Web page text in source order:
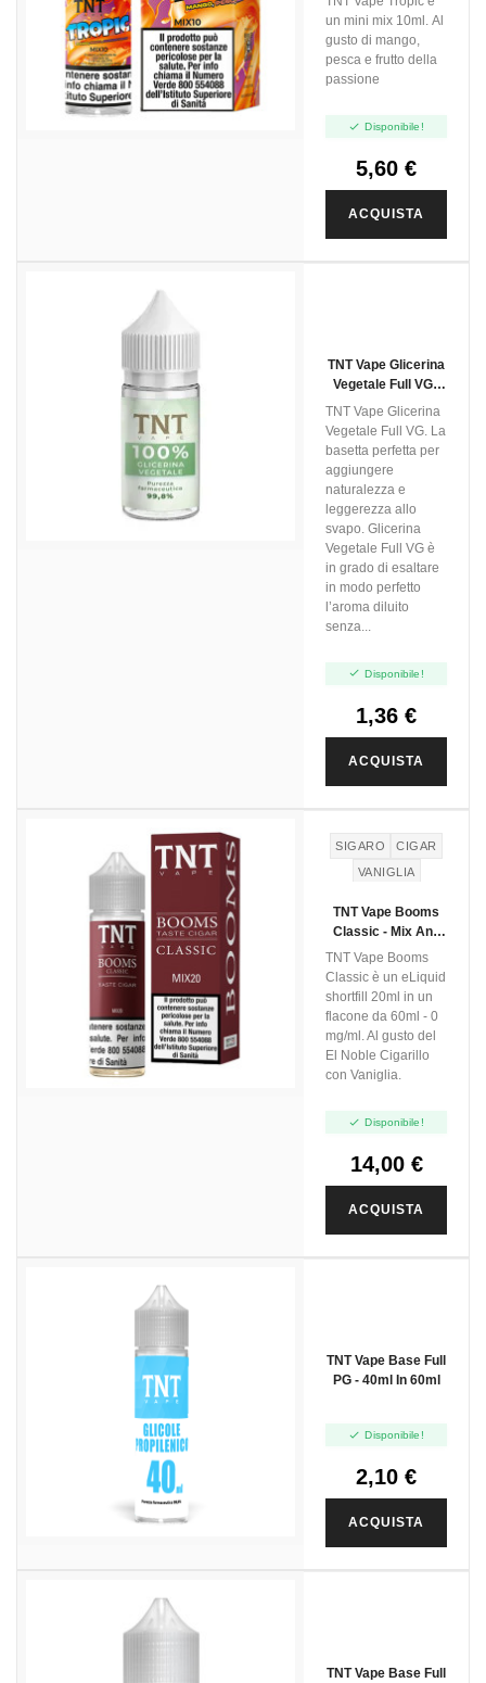
un mini mix 10ml. Al
gusto di mango,
pesca e frutto della
passione
 Disponibile!
5,60 €
ACQUISTA
TNT Vape Glicerina
Vegetale Full VG -
30ml
TNT Vape Glicerina
Vegetale Full VG. La
basetta perfetta per
aggiungere
naturalezza e
leggerezza allo
svapo. Glicerina
Vegetale Full VG è
in grado di esaltare
in modo perfetto
l’aroma diluito
senza...
 Disponibile!
1,36 €
ACQUISTA
SIGARO
CIGAR
VANIGLIA
TNT Vape Booms
Classic - Mix And
Vape - 20ml
TNT Vape Booms
Classic è un eLiquid
shortfill 20ml in un
flacone da 60ml - 0
mg/ml. Al gusto del
El Noble Cigarillo
con Vaniglia.
 Disponibile!
14,00 €
ACQUISTA
TNT Vape Base Full
PG - 40ml In 60ml
 Disponibile!
2,10 €
ACQUISTA
TNT Vape Base Full